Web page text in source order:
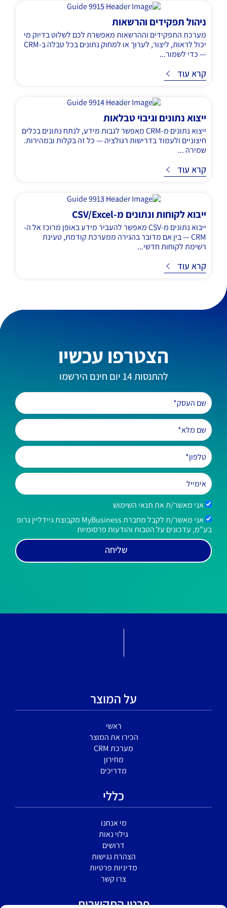
ניהול תפקידים והרשאות
מערכת התפקידים וההרשאות מאפשרת לכם לשלוט בדיוק מי
יכול לראות, ליצור, לערוך או למחוק נתונים בכל טבלה ב-CRM
— כדי לשמור...
קרא עוד
ייצוא נתונים וגיבוי טבלאות
ייצוא נתונים מ-CRM מאפשר לגבות מידע, לנתח נתונים בכלים
חיצוניים ולעמוד בדרישות רגולציה — כל זה בקלות ובמהירות.
שמירה ...
קרא עוד
ייבוא לקוחות ונתונים מ-CSV/Excel
ייבוא נתונים מ-CSV מאפשר להעביר מידע באופן מרוכז אל ה-
CRM — בין אם מדובר בהגירה ממערכת קודמת, טעינת
רשימת לקוחות חדשי...
קרא עוד
הצטרפו עכשיו
להתנסות 14 יום חינם הירשמו
אני מאשר/ת את תנאי השימוש
אני מאשר/ת לקבל מחברת MyBusiness מקבוצת גיידליין גרופ
בע"מ, עדכונים על הטבות והודעות פרסומיות
שליחה
על המוצר
ראשי
הכירו את המוצר
מערכת CRM
מחירון
מדריכים
כללי
מי אנחנו
גילוי נאות
דרושים
הצהרת נגישות
מדיניות פרטיות
צרו קשר
פרטי התקשרות